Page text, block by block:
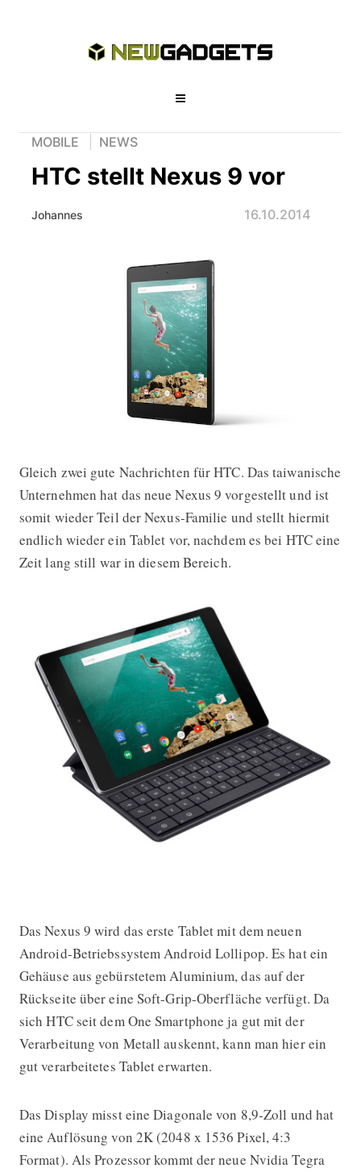
MOBILE NEWS
HTC stellt Nexus 9 vor
Johannes 16.10.2014
HTC stellt Nexus 9 vor
Gleich zwei gute Nachrichten für HTC. Das taiwanische
Unternehmen hat das neue Nexus 9 vorgestellt und ist
somit wieder Teil der Nexus-Familie und stellt hiermit
endlich wieder ein Tablet vor, nachdem es bei HTC eine
Zeit lang still war in diesem Bereich.
Das Nexus 9 wird das erste Tablet mit dem neuen
Android-Betriebssystem Android Lollipop. Es hat ein
Gehäuse aus gebürstetem Aluminium, das auf der
Rückseite über eine Soft-Grip-Oberfläche verfügt. Da
sich HTC seit dem One Smartphone ja gut mit der
Verarbeitung von Metall auskennt, kann man hier ein
gut verarbeitetes Tablet erwarten.
Das Display misst eine Diagonale von 8,9-Zoll und hat
eine Auflösung von 2K (2048 x 1536 Pixel, 4:3
Format). Als Prozessor kommt der neue Nvidia Tegra